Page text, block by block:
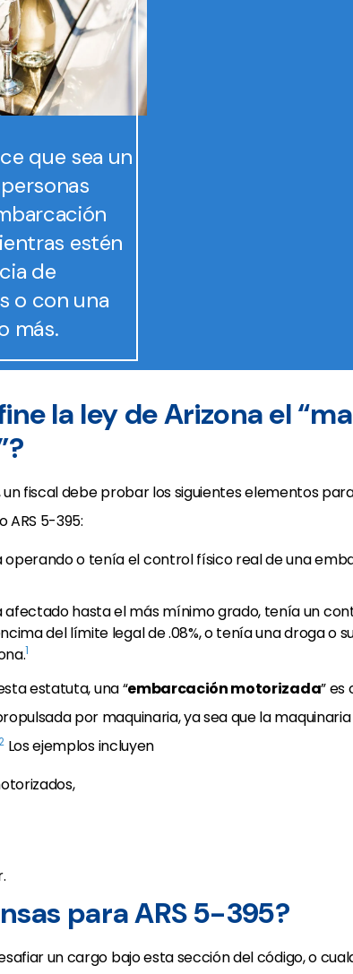
que sea un
estén
de
o con una
más.
la ley de Arizona el
un fiscal debe probar los siguientes elementos
ARS 5-395:
operando o tenía el control físico real de una
afectado hasta el más mínimo grado, tenía un
del límite legal de .08%, o tenía una droga o
1
estatuta, una “embarcación motorizada” es
por maquinaria, ya sea que la
Los ejemplos incluyen
para ARS 5-395?
un cargo bajo esta sección del código, o